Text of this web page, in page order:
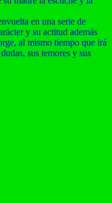
en una serie de
y su actitud además
al mismo tiempo que irá
sus temores y sus